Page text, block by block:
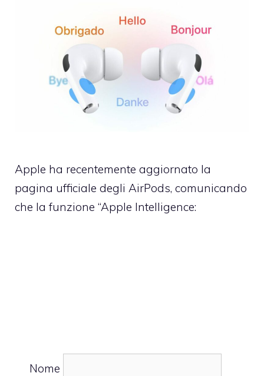
Apple ha recentemente aggiornato la
pagina ufficiale degli AirPods, comunicando
che la funzione “Apple Intelligence:
Nome